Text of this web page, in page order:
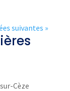
suivantes »
Cèze